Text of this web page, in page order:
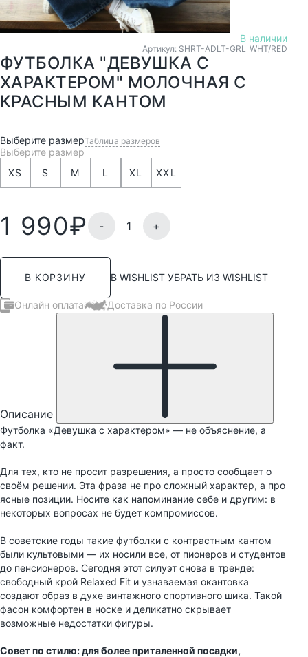
ФУТБОЛКА "ДЕВУШКА С
ХАРАКТЕРОМ" МОЛОЧНАЯ С
КРАСНЫМ КАНТОМ
В наличии
Артикул: SHRT-ADLT-GRL_WHT/RED
Выберите размерТаблица размеров
Выберите размер
XS
S M L XL XXL
1 990₽ - +
В КОРЗИНУ В WISHLIST УБРАТЬ ИЗ WISHLIST
Онлайн оплата Доставка по России
Описание
Футболка «Девушка с характером» — не объяснение, а
факт.
Для тех, кто не просит разрешения, а просто сообщает о
своём решении. Эта фраза не про сложный характер, а про
ясные позиции. Носите как напоминание себе и другим: в
некоторых вопросах не будет компромиссов.
В советские годы такие футболки с контрастным кантом
были культовыми — их носили все, от пионеров и студентов
до пенсионеров. Сегодня этот силуэт снова в тренде:
свободный крой Relaxed Fit и узнаваемая окантовка
создают образ в духе винтажного спортивного шика. Такой
фасон комфортен в носке и деликатно скрывает
возможные недостатки фигуры.
Совет по стилю: для более приталенной посадки,